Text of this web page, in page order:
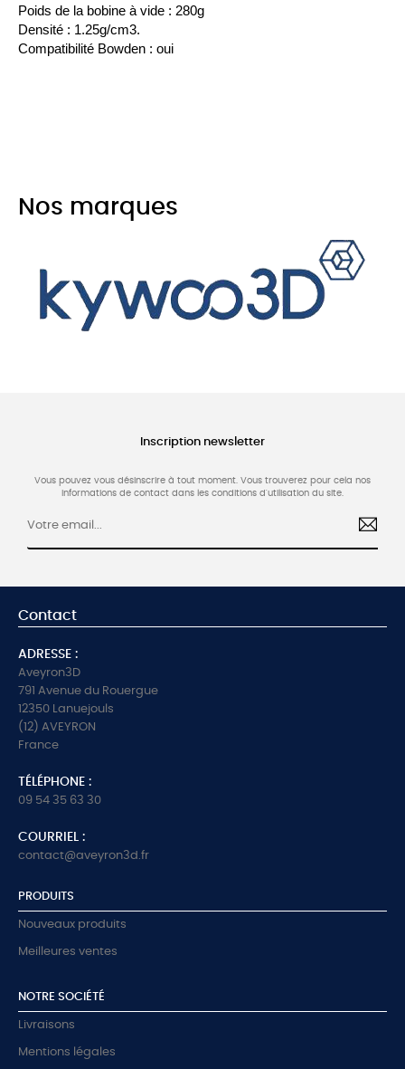
Poids de la bobine à vide : 280g
Densité : 1.25g/cm3.
Compatibilité Bowden : oui
Nos marques
Inscription newsletter
Vous pouvez vous désinscrire à tout moment. Vous trouverez pour cela nos
informations de contact dans les conditions d'utilisation du site.
Contact
ADRESSE :
Aveyron3D
791 Avenue du Rouergue
12350 Lanuejouls
(12) AVEYRON
France
TÉLÉPHONE :
09 54 35 63 30
COURRIEL :
contact@aveyron3d.fr
PRODUITS
Nouveaux produits
Meilleures ventes
NOTRE SOCIÉTÉ
Livraisons
Mentions légales